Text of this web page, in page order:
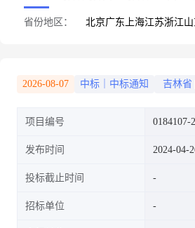
省份地区： 北京广东 上海江苏浙江
2026-08-07 中标｜中标通知 吉林省
项目编号 0184107-
发布时间 2024-04-
投标截止时间
招标单位